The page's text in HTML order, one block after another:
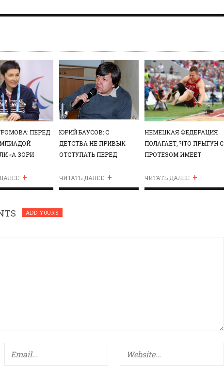
ПЕРЕД
«А ЗОРИ
+
ЮРИЙ БАУСОВ: С
ДЕТСТВА НЕ ПРИВЫК
ОТСТУПАТЬ ПЕРЕД
ЧИТАТЬ ДАЛЕЕ +
НЕМЕЦКАЯ ФЕДЕРАЦИЯ
ПОЛАГАЕТ, ЧТО ПРЫГУН С
ПРОТЕЗОМ ИМЕЕТ
ЗДОРОВЫМИ
СПОРТСМЕНАМИ
ЧИТАТЬ ДАЛЕЕ +
ADD YOURS